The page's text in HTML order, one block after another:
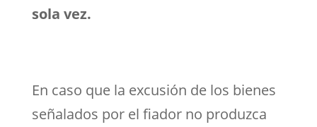
sola vez.
En caso que la excusión de los bienes
señalados por el fiador no produzca